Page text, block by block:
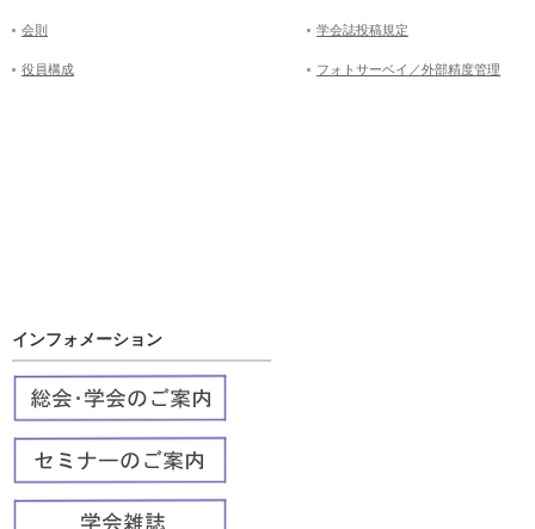
会則
役員構成
学会誌投稿規定
フォトサーベイ／外部精度管理
インフォメーション